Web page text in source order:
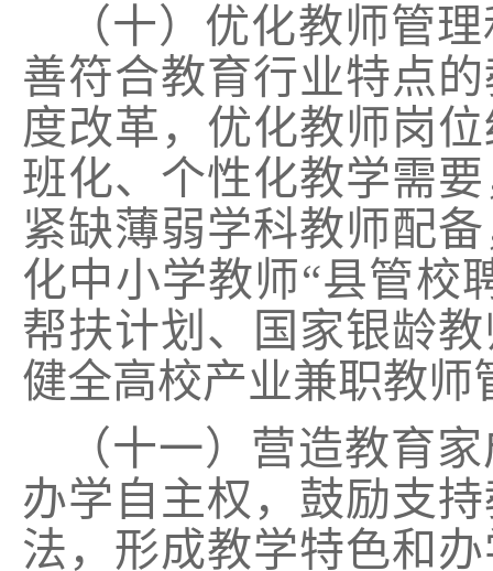
（十）优化教师管
善符合教育行业特点
度改革，优化教师岗
班化、个性化教学需
紧缺薄弱学科教师配
化中小学教师“县管校
帮扶计划、国家银龄
健全高校产业兼职教
（十一）营造教育
办学自主权，鼓励支
法，形成教学特色和